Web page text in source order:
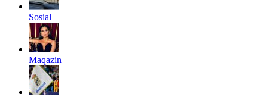
Sosial
Maqazin